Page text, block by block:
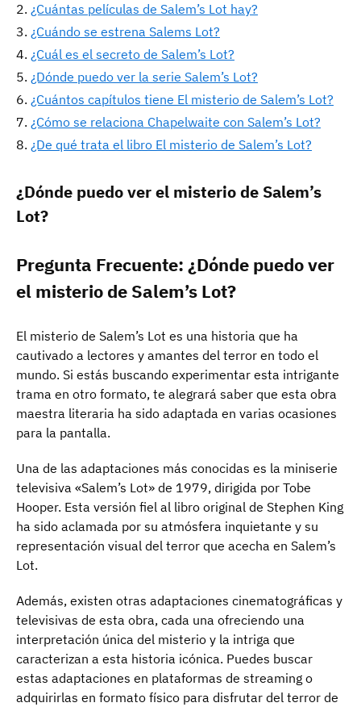
¿Cuántas películas de Salem’s Lot hay?
¿Cuándo se estrena Salems Lot?
¿Cuál es el secreto de Salem’s Lot?
¿Dónde puedo ver la serie Salem’s Lot?
¿Cuántos capítulos tiene El misterio de Salem’s Lot?
¿Cómo se relaciona Chapelwaite con Salem’s Lot?
¿De qué trata el libro El misterio de Salem’s Lot?
¿Dónde puedo ver el misterio de Salem’s
Lot?
Pregunta Frecuente: ¿Dónde puedo ver
el misterio de Salem’s Lot?
El misterio de Salem’s Lot es una historia que ha
cautivado a lectores y amantes del terror en todo el
mundo. Si estás buscando experimentar esta intrigante
trama en otro formato, te alegrará saber que esta obra
maestra literaria ha sido adaptada en varias ocasiones
para la pantalla.
Una de las adaptaciones más conocidas es la miniserie
televisiva «Salem’s Lot» de 1979, dirigida por Tobe
Hooper. Esta versión fiel al libro original de Stephen King
ha sido aclamada por su atmósfera inquietante y su
representación visual del terror que acecha en Salem’s
Lot.
Además, existen otras adaptaciones cinematográficas y
televisivas de esta obra, cada una ofreciendo una
interpretación única del misterio y la intriga que
caracterizan a esta historia icónica. Puedes buscar
estas adaptaciones en plataformas de streaming o
adquirirlas en formato físico para disfrutar del terror de